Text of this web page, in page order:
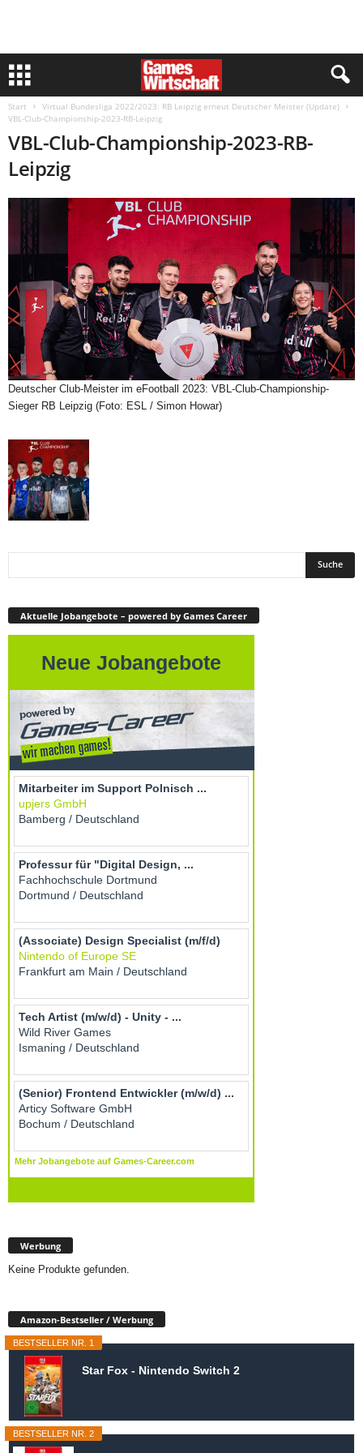
Start
Virtual Bundesliga 2022/2023: RB Leipzig erneut Deutscher Meister (Update)
VBL-Club-Championship-2023-RB-Leipzig
VBL-Club-Championship-2023-RB-
Leipzig
Deutscher Club-Meister im eFootball 2023: VBL-Club-Championship-
Sieger RB Leipzig (Foto: ESL / Simon Howar)
Aktuelle Jobangebote – powered by Games Career
Werbung
Keine Produkte gefunden.
Amazon-Bestseller / Werbung
BESTSELLER NR. 1
Star Fox - Nintendo Switch 2
BESTSELLER NR. 2